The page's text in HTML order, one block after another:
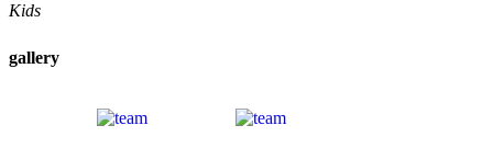
Kids
gallery